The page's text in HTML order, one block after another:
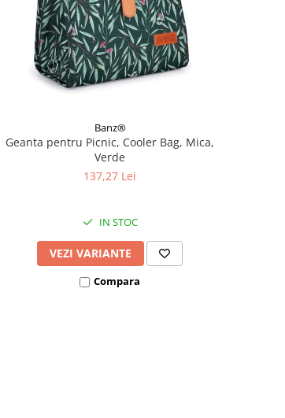
Banz®
Geanta pentru Picnic, Cooler Bag, Mica,
Verde
137,27 Lei
IN STOC
VEZI VARIANTE
Compara